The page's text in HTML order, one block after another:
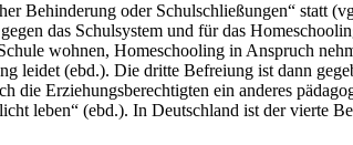
Behinderung oder Schulschließungen“ statt
das Schulsystem und für das
wohnen, Homeschooling in Anspruch
(ebd.). Die dritte Befreiung ist dann
Erziehungsberechtigten ein anderes
leben“ (ebd.). In Deutschland ist der vierte